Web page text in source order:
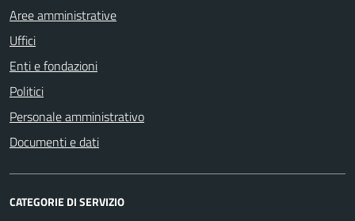
Aree amministrative
Uffici
Enti e fondazioni
Politici
Personale amministrativo
Documenti e dati
CATEGORIE DI SERVIZIO